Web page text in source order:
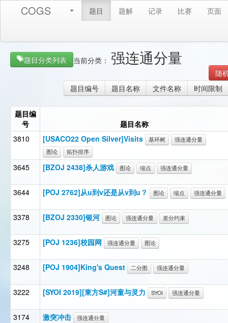
COGS 题目 题解 记录 比赛 页面
题目分类列表 当前分类： 强连通分量
随
题目编号
题目名称 文件名称 时间限制
题目编
号
题目名称
3810
[USACO22 Open Silver]Visits 基环树
强连通分量
图论
拓扑排序
3645 [BZOJ 2438]杀人游戏 图论 缩点 强连通分量
3644 [POJ 2762]从u到v还是从v到u？ 图论 缩点 强连通分量
3378 [BZOJ 2330]银河 图论 强连通分量 差分约束
3275 [POJ 1236]校园网 强连通分量 图论
3248 [POJ 1904]King's Quest 二分图 强连通分量
3222 [SYOI 2019][東方S#]河童与灵力 SYOI 强连通分量
3174 激突冲击 强连通分量